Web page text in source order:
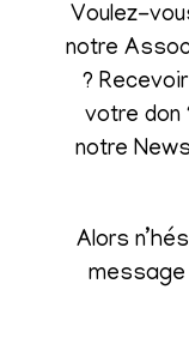
Voulez-
notre
?
votre don
notre
Alors